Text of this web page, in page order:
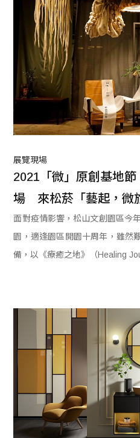
藏 Cover Archives
團 Square Rich
們 Contact Us
展覽現場
2021「微」原創基地
場　來松菸「藝起，微
面對疫情影響，松山文創園區今
園，適逢園區開園十周年，雖然
備，以《療癒之地》（Healing
關注人、環境和作品三者間的細